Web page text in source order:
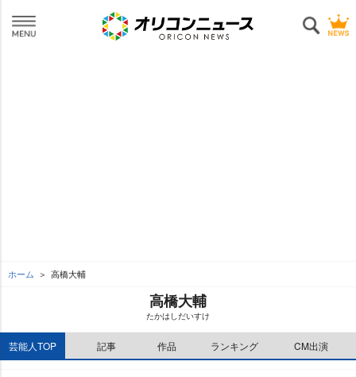
ホーム 高橋大輔
高橋大輔
たかはしだいすけ
芸能人TOP 記事 作品 ランキング CM出演